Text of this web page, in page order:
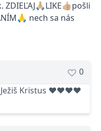
nech sa nás
0
Ježiš Kristus ❤❤❤❤